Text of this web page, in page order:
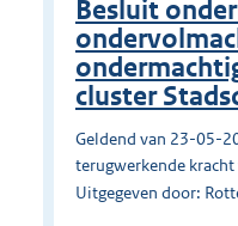
Besluit
cluster
Geldend van 23-05-
terugwerkende
Uitgegeven door: